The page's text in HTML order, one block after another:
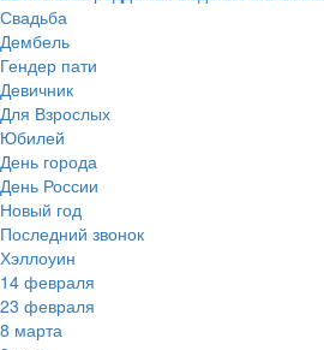
Свадьба
Дембель
Гендер пати
Девичник
Для Взрослых
Юбилей
День города
День России
Новый год
Последний звонок
Хэллоуин
14 февраля
23 февраля
8 марта